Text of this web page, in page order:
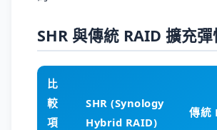
SHR 與傳統 RAID 擴充
比
較
項
SHR (Synology
Hybrid RAID)
傳統